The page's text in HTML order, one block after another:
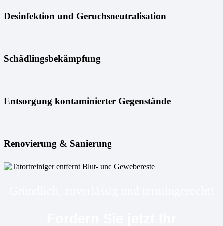
Desinfektion und Geruchsneutralisation
Schädlingsbekämpfung
Entsorgung kontaminierter Gegenstände
Renovierung & Sanierung